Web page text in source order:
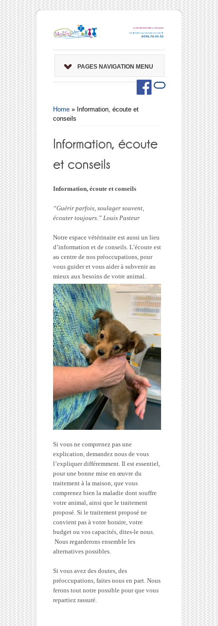
PAGES NAVIGATION MENU
Home » Information, écoute et
conseils
Information, écoute et conseils
“Guérir parfois, soulager souvent,
écouter toujours.” Louis Pasteur
Notre espace vétérinaire est aussi un lieu
d’information et de conseils. L’écoute est
au centre de nos préoccupations, pour
vous guider et vous aider à subvenir au
mieux aux besoins de votre animal.
Si vous ne comprenez pas une
explication, demandez nous de vous
l’expliquer différemment. Il est essentiel,
pour une bonne mise en œuvre du
traitement à la maison, que vous
comprenez bien la maladie dont souffre
votre animal, ainsi que le traitement
proposé. Si le traitement proposé ne
convient pas à votre horaire, votre
budget ou vos capacités, dites-le nous.
Nous regarderons ensemble les
alternatives possibles.
Si vous avez des doutes, des
préoccupations, faites nous en part. Nous
ferons tout notre possible pour que vous
repartiez rassuré.